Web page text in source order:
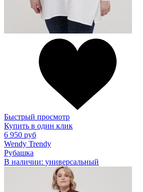
Быстрый просмотр
Купить в один клик
6 950 руб
Wendy Trendy
Рубашка
В наличии: универсальный